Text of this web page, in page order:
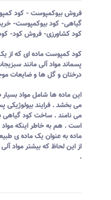
فروشبیوکمپوست - کود
گیاهی- کود بیوکمپوست-
کود کشاورزی- فروش کود-
کود کمپوست ماده ای که از
پسماند مواد آلی مانند
درختان و گل ها و ضایعات
این ماده ها شامل مواد
می بخشد . فرایند بیولوژیکی
می نامند . ساختکودگیاهی
است . هم به خاطر اینکه مواد
ماده به عنوان یک ماده ی
از این لحاظ که بیشتر مواد
.